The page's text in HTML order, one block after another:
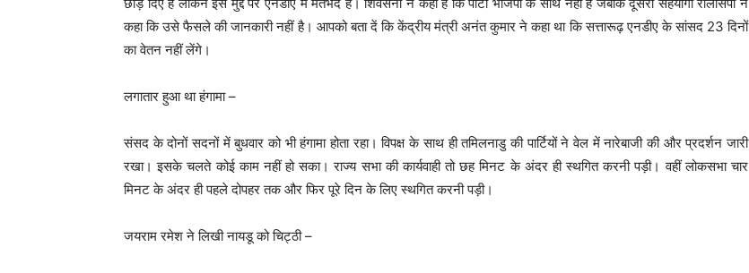
कहा कि उसे फैसले की जानकारी नहीं है। आपको बता दें कि केंद्रीय मंत्री अनंत कुमार ने कहा था कि सत्तारूढ़ एनडीए के सांसद 23 दिनों
का वेतन नहीं लेंगे।
लगातार हुआ था हंगामा –
संसद के दोनों सदनों में बुधवार को भी हंगामा होता रहा। विपक्ष के साथ ही तमिलनाडु की पार्टियों ने वेल में नारेबाजी की और प्रदर्शन जारी
रखा। इसके चलते कोई काम नहीं हो सका। राज्‍य सभा की कार्यवाही तो छह मिनट के अंदर ही स्‍थगित करनी पड़ी। वहीं लोकसभा चार
मिनट के अंदर ही पहले दोपहर तक और फिर पूरे दिन के लिए स्‍थगित करनी पड़ी।
जयराम रमेश ने लिखी नायडू को चिट्ठी –